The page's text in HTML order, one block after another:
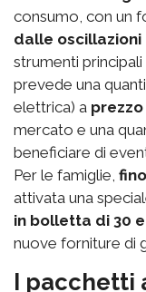
consumo, con un
dalle
strumenti
prevede una
elettrica) a
mercato e una
beneficiare di
Per le famiglie,
attivata una
in bolletta di 30
nuove forniture di
I pacchetti